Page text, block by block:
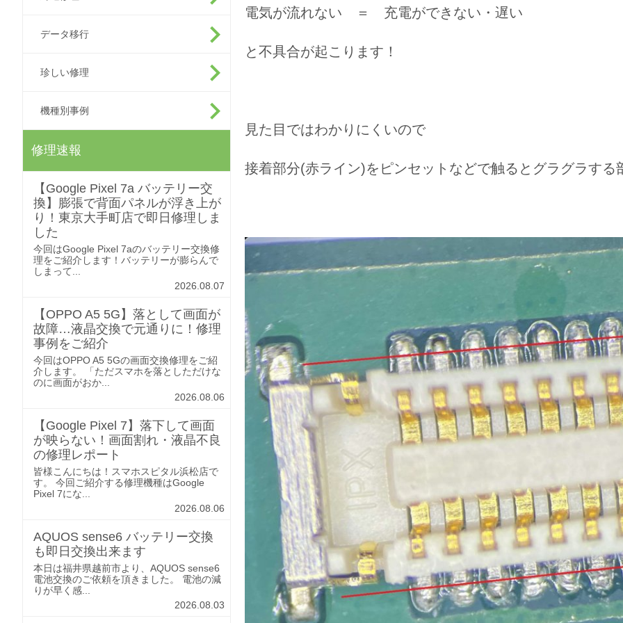
データ移行
珍しい修理
機種別事例
修理速報
【Google Pixel 7a バッテリー交
換】膨張で背面パネルが浮き上が
り！東京大手町店で即日修理しま
した
今回はGoogle Pixel 7aのバッテリー交換修
理をご紹介します！バッテリーが膨らんで
しまって...
2026.08.07
【OPPO A5 5G】落として画面が
故障…液晶交換で元通りに！修理
事例をご紹介
今回はOPPO A5 5Gの画面交換修理をご紹
介します。 「ただスマホを落としただけな
のに画面がおか...
2026.08.06
【Google Pixel 7】落下して画面
が映らない！画面割れ・液晶不良
の修理レポート
皆様こんにちは！スマホスピタル浜松店で
す。 今回ご紹介する修理機種はGoogle
Pixel 7にな...
2026.08.06
AQUOS sense6 バッテリー交換
も即日交換出来ます
本日は福井県越前市より、AQUOS sense6
電池交換のご依頼を頂きました。 電池の減
りが早く感...
2026.08.03
電気が流れない ＝ 充電ができない・遅い
と不具合が起こります！
見た目ではわかりにくいので
接着部分(赤ライン)をピンセットなどで触るとグラグラする